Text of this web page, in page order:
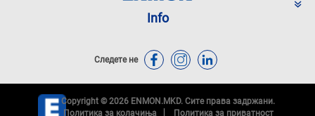
Info
Следете не
Copyright © 2026 ENMON.MKD. Сите права задржани.
Политика за колачиња
Политика за приватност